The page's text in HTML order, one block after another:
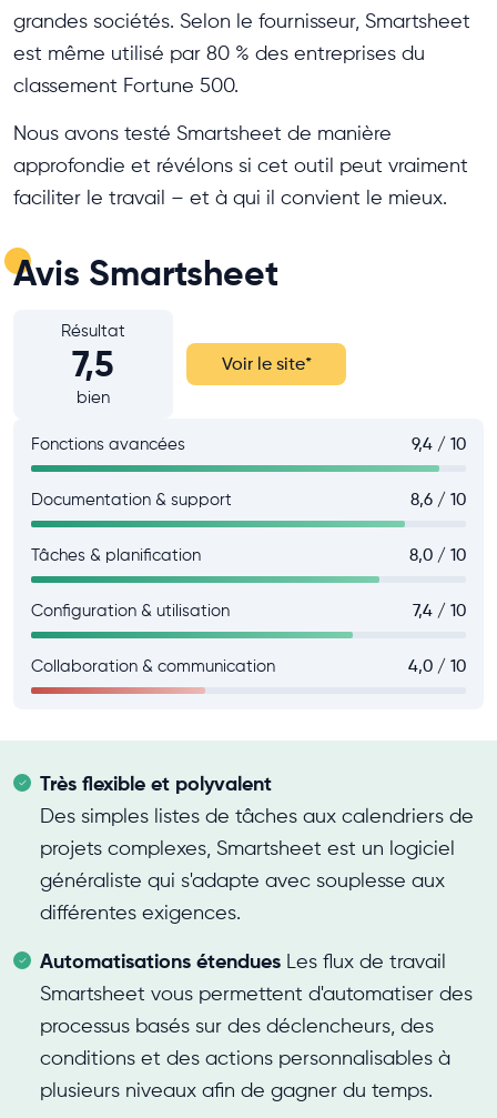
grandes sociétés. Selon le fournisseur, Smartsheet
est même utilisé par 80 % des entreprises du
classement Fortune 500.
Nous avons testé Smartsheet de manière
approfondie et révélons si cet outil peut vraiment
faciliter le travail – et à qui il convient le mieux.
Avis Smartsheet
Résultat
7,5
bien
Voir le site*
Fonctions avancées 9,4 / 10
Documentation & support 8,6 / 10
Tâches & planification 8,0 / 10
Configuration & utilisation 7,4 / 10
Collaboration & communication 4,0 / 10
Très flexible et polyvalent
Des simples listes de tâches aux calendriers de
projets complexes, Smartsheet est un logiciel
généraliste qui s'adapte avec souplesse aux
différentes exigences.
Automatisations étendues Les flux de travail
Smartsheet vous permettent d'automatiser des
processus basés sur des déclencheurs, des
conditions et des actions personnalisables à
plusieurs niveaux afin de gagner du temps.